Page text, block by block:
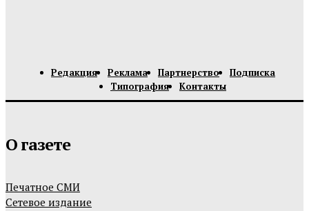
Редакция Реклама Партнерство
Подписка
Типография
Контакты
О газете
Печатное СМИ
Сетевое издание